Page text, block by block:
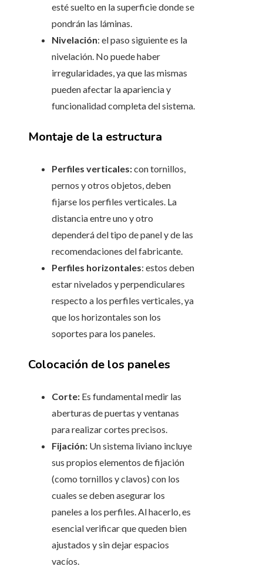
esté suelto en la superficie donde se
pondrán las láminas.
Nivelación: el paso siguiente es la
nivelación. No puede haber
irregularidades, ya que las mismas
pueden afectar la apariencia y
funcionalidad completa del sistema.
Montaje de la estructura
Perfiles verticales:con tornillos,
pernos y otros objetos, deben
fijarse los perfiles verticales. La
distancia entre uno y otro
dependerá del tipo de panel y de las
recomendaciones del fabricante.
Perfiles horizontales: estos deben
estar nivelados y perpendiculares
respecto a los perfiles verticales, ya
que los horizontales son los
soportes para los paneles.
Colocación de los paneles
Corte: Es fundamental medir las
aberturas de puertas y ventanas
para realizar cortes precisos.
Fijación: Un sistema liviano incluye
sus propios elementos de fijación
(como tornillos y clavos) con los
cuales se deben asegurar los
paneles a los perfiles. Al hacerlo, es
esencial verificar que queden bien
ajustados y sin dejar espacios
vacíos.